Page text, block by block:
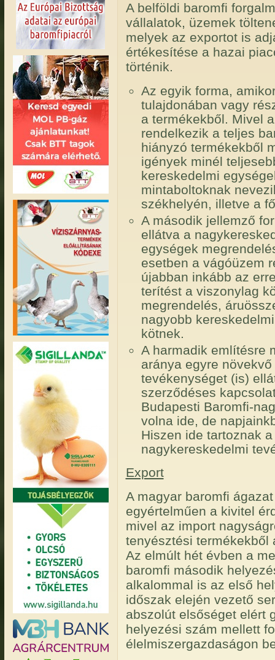
A belföldi baromfi
vállalatok, üzemek
melyek az exportot is
értékesítése a hazai
történik.
Az egyik forma,
tulajdonában vagy
a termékekből. Mivel
rendelkezik a teljes
hiányzó termékekből
igények minél
kereskedelmi
mintaboltoknak
székhelyén, illetve a
A második jellemző
ellátva a
egységek
esetben a vágóüzem
újabban inkább az
terítést a viszonylag
megrendelés,
nagyobb
kötnek.
A harmadik említésre
aránya egyre
tevékenységet (is)
szerződéses
Budapesti Baromfi-
volna ide, de
Hiszen ide tartoznak
nagykereskedelmi
Export
A magyar baromfi
egyértelműen a kivitel
mivel az import
tenyésztési termékekből
Az elmúlt hét évben a
baromfi második
alkalommal is az első
időszak elején vezető
abszolút elsőséget elért
helyezési szám mellett
élelmiszergazdaságon